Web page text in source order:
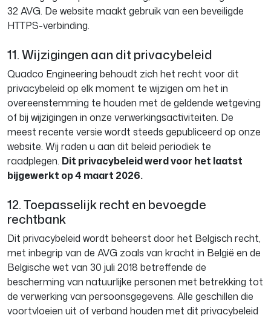
32 AVG. De website maakt gebruik van een beveiligde
HTTPS-verbinding.
11. Wijzigingen aan dit privacybeleid
Quadco Engineering behoudt zich het recht voor dit
privacybeleid op elk moment te wijzigen om het in
overeenstemming te houden met de geldende wetgeving
of bij wijzigingen in onze verwerkingsactiviteiten. De
meest recente versie wordt steeds gepubliceerd op onze
website. Wij raden u aan dit beleid periodiek te
raadplegen. Dit privacybeleid werd voor het laatst
bijgewerkt op 4 maart 2026.
12. Toepasselijk recht en bevoegde
rechtbank
Dit privacybeleid wordt beheerst door het Belgisch recht,
met inbegrip van de AVG zoals van kracht in België en de
Belgische wet van 30 juli 2018 betreffende de
bescherming van natuurlijke personen met betrekking tot
de verwerking van persoonsgegevens. Alle geschillen die
voortvloeien uit of verband houden met dit privacybeleid